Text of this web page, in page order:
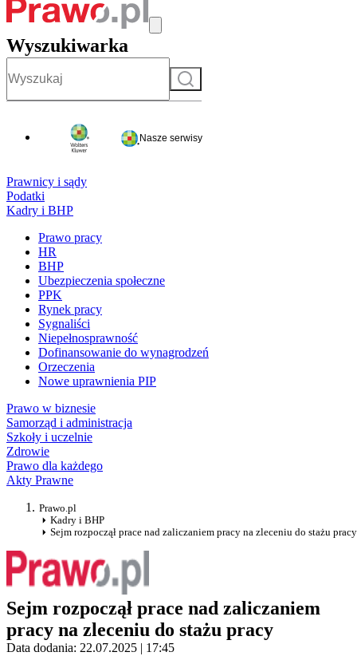
Wyszukiwarka
Szukaj
Nasze serwisy
Prawnicy i sądy
Podatki
Kadry i BHP
Prawo pracy
HR
BHP
Ubezpieczenia społeczne
PPK
Rynek pracy
Sygnaliści
Niepełnosprawność
Dofinansowanie do wynagrodzeń
Orzeczenia
Nowe uprawnienia PIP
Prawo w biznesie
Samorząd i administracja
Szkoły i uczelnie
Zdrowie
Prawo dla każdego
Akty Prawne
Prawo.pl
Kadry i BHP
Sejm rozpoczął prace nad zaliczaniem pracy na zleceniu do stażu pracy
Sejm rozpoczął prace nad zaliczaniem
pracy na zleceniu do stażu pracy
Data dodania: 22.07.2025 | 17:45